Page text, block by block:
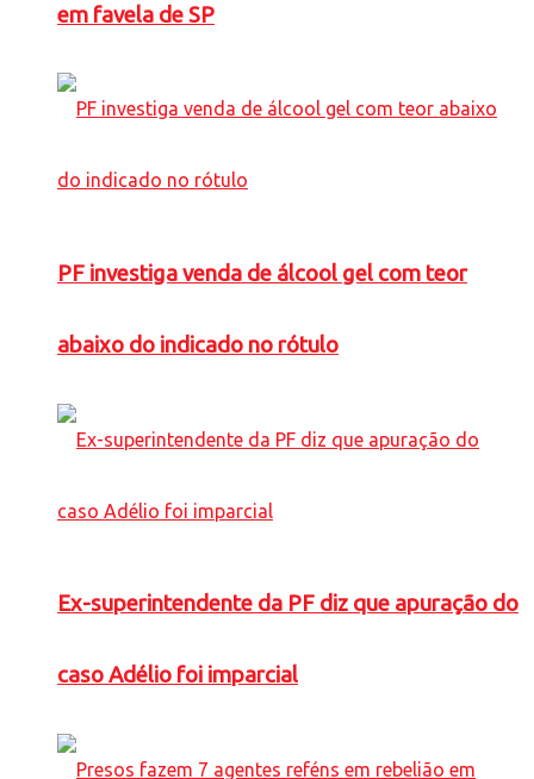
em favela de SP
PF investiga venda de álcool gel com teor
abaixo do indicado no rótulo
Ex-superintendente da PF diz que apuração do
caso Adélio foi imparcial